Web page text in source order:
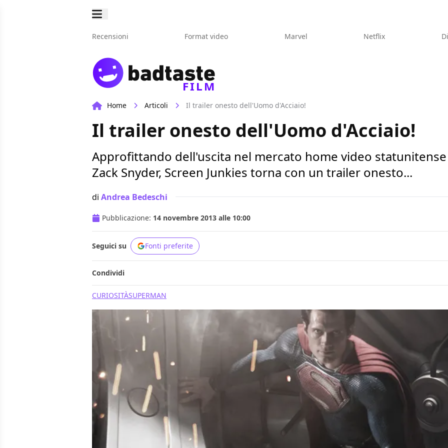
Recensioni Format video Marvel Netflix
FILM
Home Articoli Il trailer onesto dell'Uomo d'Acciaio!
Il trailer onesto dell'Uomo d'Acciaio!
Approfittando dell'uscita nel mercato home video
Zack Snyder, Screen Junkies torna con un trailer onesto...
di Andrea Bedeschi
Pubblicazione: 14 novembre 2013 alle 10:00
Seguici su Fonti preferite
Condividi
CURIOSITÀSUPERMAN